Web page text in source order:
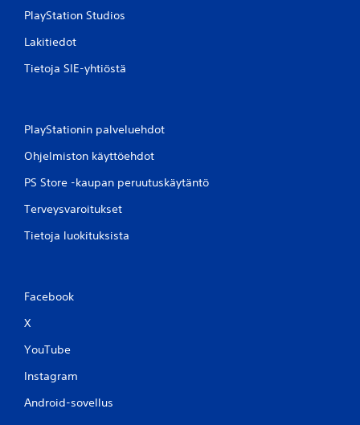
PlayStation Studios
Lakitiedot
Tietoja SIE-yhtiöstä
PlayStationin palveluehdot
Ohjelmiston käyttöehdot
PS Store -kaupan peruutuskäytäntö
Terveysvaroitukset
Tietoja luokituksista
Facebook
X
YouTube
Instagram
Android-sovellus